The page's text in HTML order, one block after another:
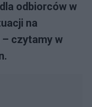
odbiorców w
na
czytamy w